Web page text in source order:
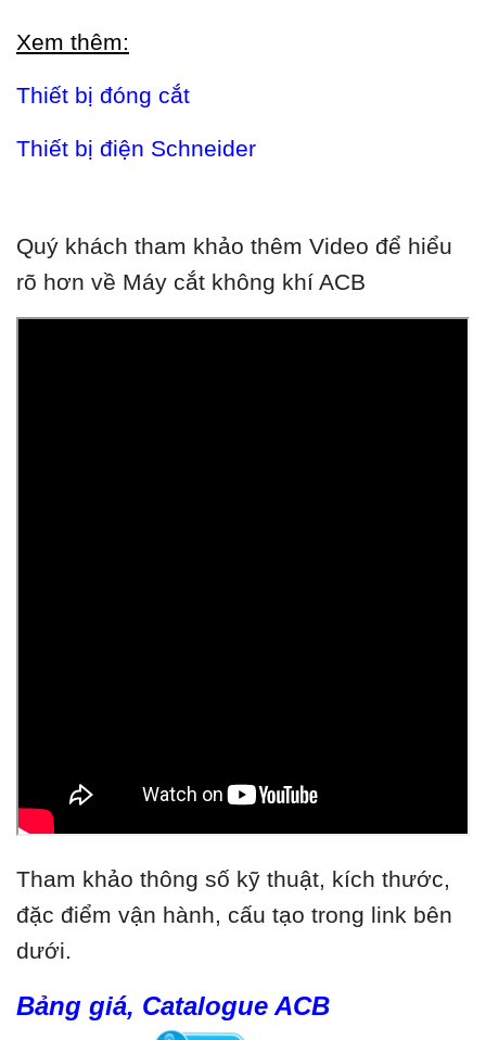
Xem thêm:
Thiết bị đóng cắt
Thiết bị điện Schneider
Quý khách tham khảo thêm Video để hiểu
rõ hơn về Máy cắt không khí ACB
Tham khảo thông số kỹ thuật, kích thước,
đặc điểm vận hành, cấu tạo trong link bên
dưới.
Bảng giá, Catalogue ACB